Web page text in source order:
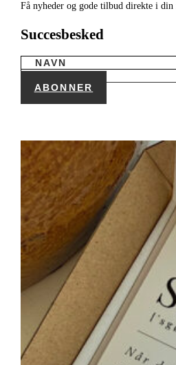
Få nyheder og gode tilbud direkte i din
Succesbesked
ABONNER